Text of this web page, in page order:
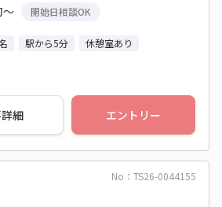
～
開始日相談OK
駅から5分
休憩室あり
細 エントリー
No：TS26-0044155